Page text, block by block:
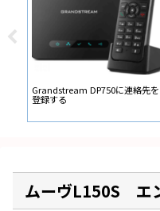
Grandstream DP750に連絡先を
登録する
ムーヴL150S エ